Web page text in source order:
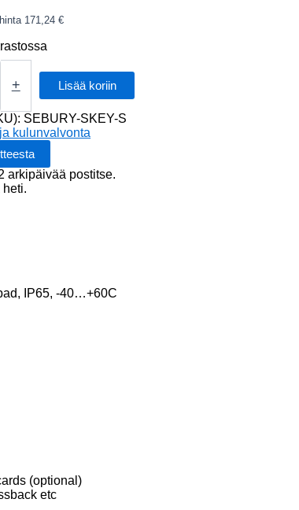
171,24€
+ Lisää koriin
SEBURY-SKEY-S
kulunvalvonta
arkipäivää postitse.
heti.
IP65, -40…+60C
(optional)
etc